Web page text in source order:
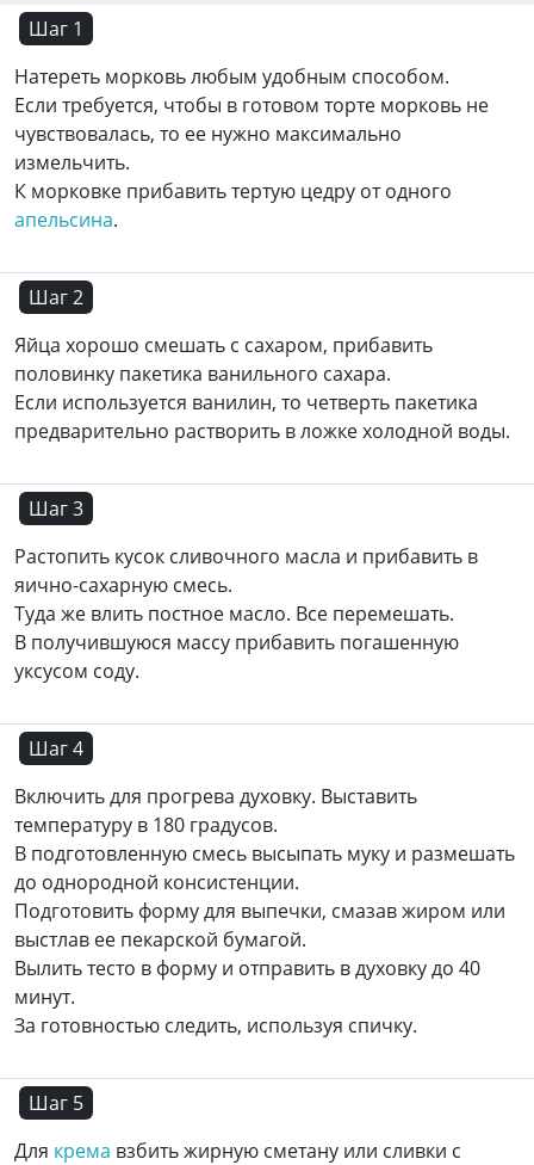
Шаг 1
Натереть морковь любым удобным способом.
Если требуется, чтобы в готовом торте морковь не
чувствовалась, то ее нужно максимально
измельчить.
К морковке прибавить тертую цедру от одного
апельсина.
Шаг 2
Яйца хорошо смешать с сахаром, прибавить
половинку пакетика ванильного сахара.
Если используется ванилин, то четверть пакетика
предварительно растворить в ложке холодной воды.
Шаг 3
Растопить кусок сливочного масла и прибавить в
яично-сахарную смесь.
Туда же влить постное масло. Все перемешать.
В получившуюся массу прибавить погашенную
уксусом соду.
Шаг 4
Включить для прогрева духовку. Выставить
температуру в 180 градусов.
В подготовленную смесь высыпать муку и размешать
до однородной консистенции.
Подготовить форму для выпечки, смазав жиром или
выстлав ее пекарской бумагой.
Вылить тесто в форму и отправить в духовку до 40
минут.
За готовностью следить, используя спичку.
Шаг 5
Для крема взбить жирную сметану или сливки с